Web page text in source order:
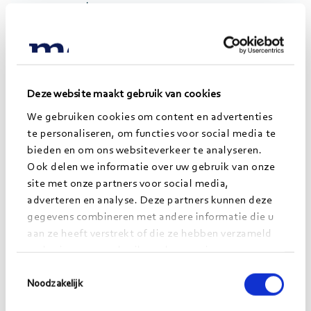
Deze website maakt gebruik van cookies
We gebruiken cookies om content en advertenties
te personaliseren, om functies voor social media te
bieden en om ons websiteverkeer te analyseren.
Ook delen we informatie over uw gebruik van onze
site met onze partners voor social media,
adverteren en analyse. Deze partners kunnen deze
gegevens combineren met andere informatie die u
aan ze heeft verstrekt of die ze hebben verzameld
op basis van uw gebruik van hun services.
Noodzakelijk
van aanpak.
duurzame trajectbegeleiding.
Trek lering uit best practices m.b.t. het stimuleren
Buitenland en de COSA cirkel (zie hieronder).
Stuur er als professional op aan dat het sociale
netwerk betrokken blijft.
Draag deze boodschap ook uit naar andere
hulpverleners.
Vergroot hiermee de motivatie om te veranderen
en de slagkracht van de gedetineerde.